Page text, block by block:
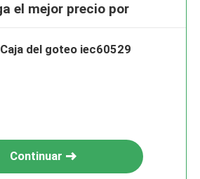
el mejor precio por
Caja del goteo iec60529
Continuar